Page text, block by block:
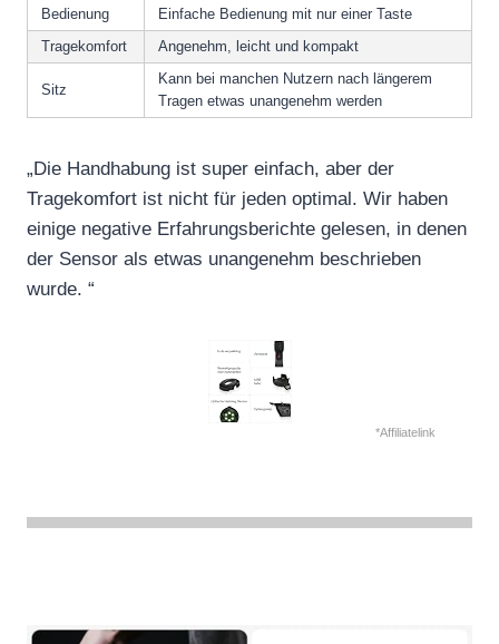
Bedienung
Einfache Bedienung mit nur einer Taste
Tragekomfort
Angenehm, leicht und kompakt
Sitz
Kann bei manchen Nutzern nach längerem
Tragen etwas unangenehm werden
„Die Handhabung ist super einfach, aber der
Tragekomfort ist nicht für jeden optimal. Wir haben
einige negative Erfahrungsberichte gelesen, in denen
der Sensor als etwas unangenehm beschrieben
wurde. “
*Affiliatelink